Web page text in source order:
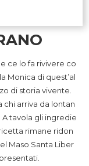
ce lo fa rivivere co
Monica di quest’al
di storia vivente.
chi arriva da lontan
tavola gli ingredie
rimane ridon
Maso Santa Liber